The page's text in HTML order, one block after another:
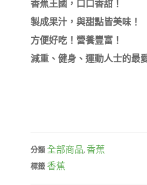
香蕉王國，口口香甜！
製成果汁，與甜點皆美味！
方便好吃！營養豐富！
分類全部商品,香蕉
標籤香蕉